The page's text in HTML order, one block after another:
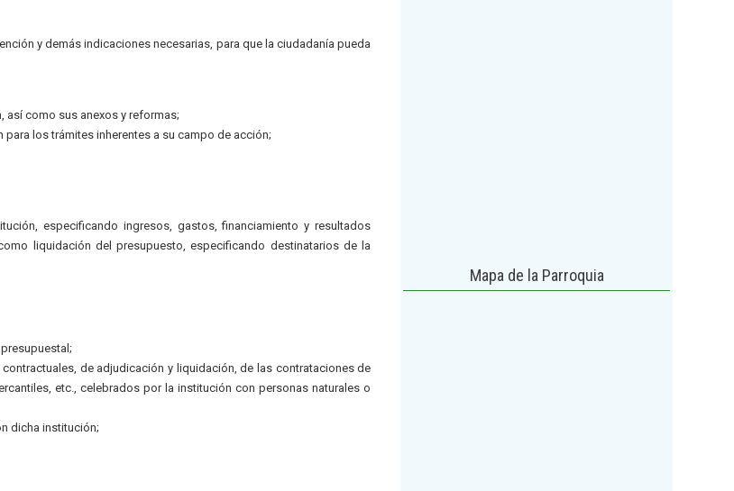
y demás indicaciones necesarias, para que la ciudadanía pueda
como sus anexos y reformas;
los trámites inherentes a su campo de acción;
especificando ingresos, gastos, financiamiento y resultados
liquidación del presupuesto, especificando destinatarios de la
de adjudicación y liquidación, de las contrataciones de
etc., celebrados por la institución con personas naturales o
dicha institución;
Mapa de la Parroquia